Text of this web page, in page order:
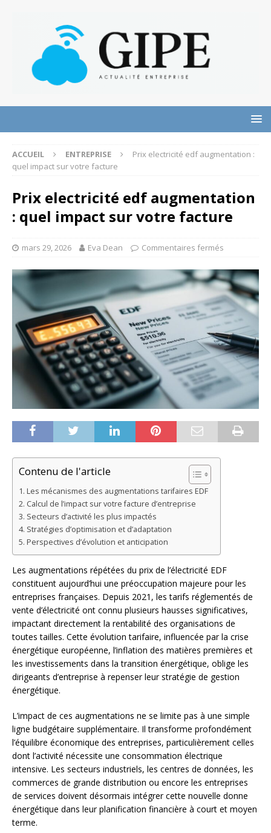
ACCUEIL ENTREPRISE
Prix electricité edf augmentation :
quel impact sur votre facture
Prix electricité edf augmentation
: quel impact sur votre facture
mars 29, 2026 Eva Dean Commentaires fermés
Contenu de l'article
Les mécanismes des augmentations tarifaires EDF
Calcul de l’impact sur votre facture d’entreprise
Secteurs d’activité les plus impactés
Stratégies d’optimisation et d’adaptation
Perspectives d’évolution et anticipation
Les augmentations répétées du prix de l’électricité EDF
constituent aujourd’hui une préoccupation majeure pour les
entreprises françaises. Depuis 2021, les tarifs réglementés de
vente d’électricité ont connu plusieurs hausses significatives,
impactant directement la rentabilité des organisations de
toutes tailles. Cette évolution tarifaire, influencée par la crise
énergétique européenne, l’inflation des matières premières et
les investissements dans la transition énergétique, oblige les
dirigeants d’entreprise à repenser leur stratégie de gestion
énergétique.
L’impact de ces augmentations ne se limite pas à une simple
ligne budgétaire supplémentaire. Il transforme profondément
l’équilibre économique des entreprises, particulièrement celles
dont l’activité nécessite une consommation électrique
intensive. Les secteurs industriels, les centres de données, les
commerces de grande distribution ou encore les entreprises
de services doivent désormais intégrer cette nouvelle donne
énergétique dans leur planification financière à court et moyen
terme.